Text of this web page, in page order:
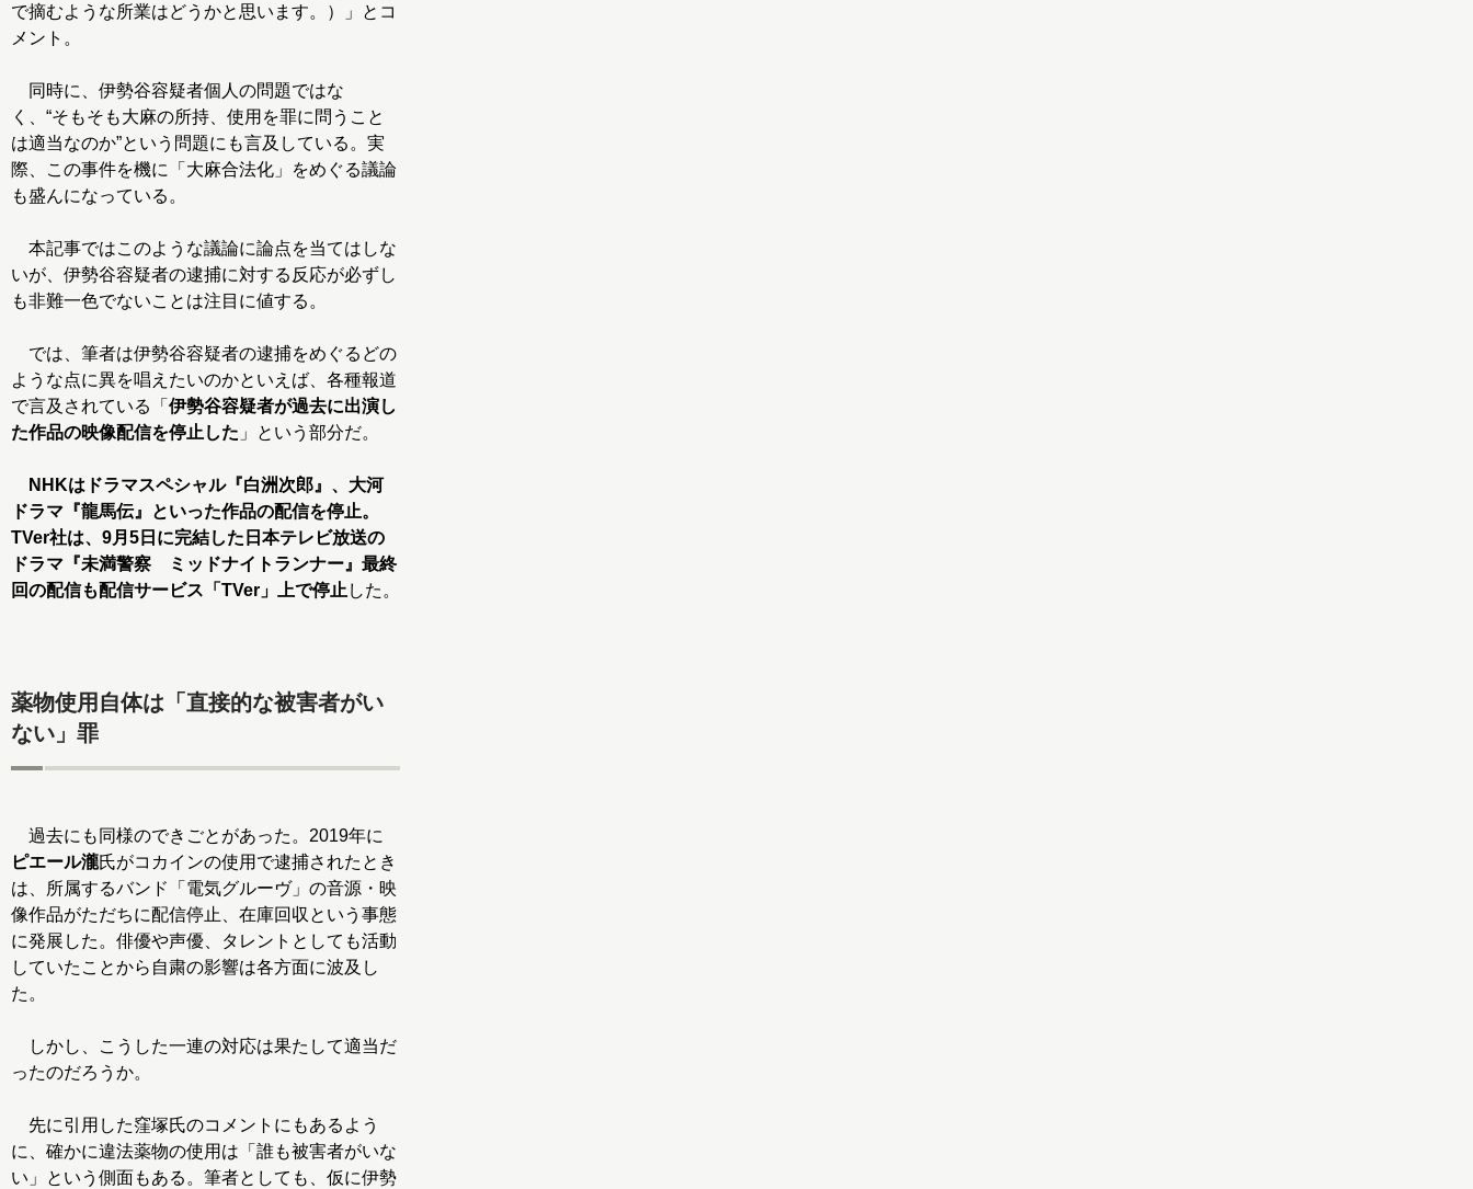
で摘むような所業はどうかと思います。）」とコ
メント。
同時に、伊勢谷容疑者個人の問題ではな
く、“そもそも大麻の所持、使用を罪に問うこと
は適当なのか”という問題にも言及している。実
際、この事件を機に「大麻合法化」をめぐる議論
も盛んになっている。
本記事ではこのような議論に論点を当てはしな
いが、伊勢谷容疑者の逮捕に対する反応が必ずし
も非難一色でないことは注目に値する。
では、筆者は伊勢谷容疑者の逮捕をめぐるどの
ような点に異を唱えたいのかといえば、各種報道
で言及されている「 伊勢谷容疑者が過去に出演し
た作品の映像配信を停止した 」という部分だ。
NHKはドラマスペシャル『白洲次郎』、大河
ドラマ『龍馬伝』といった作品の配信を停止。
TVer社は、9月5日に完結した日本テレビ放送の
ドラマ『未満警察 ミッドナイトランナー』最終
回の配信も配信サービス「TVer」上で停止 した。
薬物使用自体は「直接的な被害者がい
ない」罪
過去にも同様のできごとがあった。2019年に
ピエール瀧氏がコカインの使用で逮捕されたとき
は、所属するバンド「電気グルーヴ」の音源・映
像作品がただちに配信停止、在庫回収という事態
に発展した。俳優や声優、タレントとしても活動
していたことから自粛の影響は各方面に波及し
た。
しかし、こうした一連の対応は果たして適当だ
ったのだろうか。
先に引用した窪塚氏のコメントにもあるよう
に、確かに違法薬物の使用は「誰も被害者がいな
い」という側面もある。筆者としても、仮に伊勢